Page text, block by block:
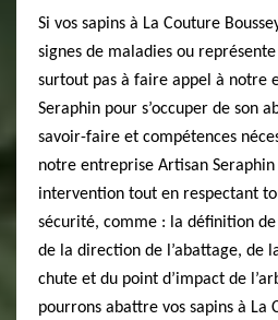
Si vos sapins à La Couture
signes de maladies ou
surtout pas à faire appel à notre
Seraphin pour s’occuper de son
savoir-faire et compétences
notre entreprise Artisan
intervention tout en respectant
sécurité, comme : la définition
de la direction de l’abattage, de
chute et du point d’impact de
pourrons abattre vos sapins à La